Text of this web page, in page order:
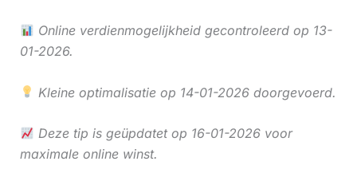
Online verdienmogelijkheid gecontroleerd op 13-
01-2026.
Kleine optimalisatie op 14-01-2026 doorgevoerd.
Deze tip is geüpdatet op 16-01-2026 voor
maximale online winst.